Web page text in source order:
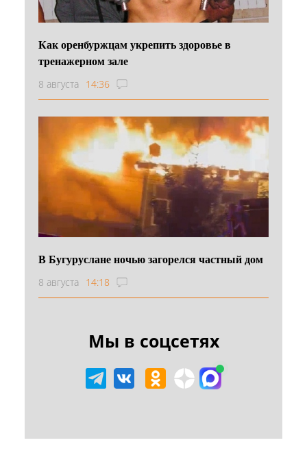
Как оренбуржцам укрепить здоровье в
тренажерном зале
8 августа 14:36
В Бугуруслане ночью загорелся частный дом
8 августа 14:18
Мы в соцсетях